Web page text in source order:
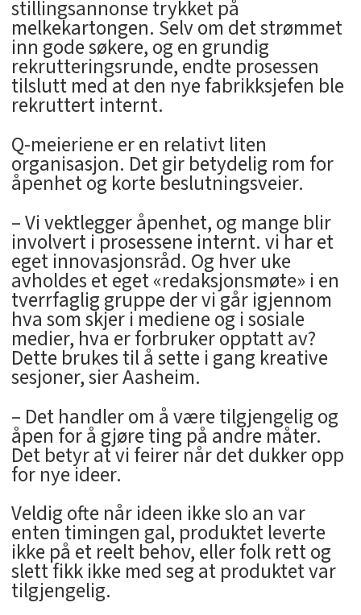
stillingsannonse trykket på
melkekartongen. Selv om det strømmet
inn gode søkere, og en grundig
rekrutteringsrunde, endte prosessen
tilslutt med at den nye fabrikksjefen ble
rekruttert internt.
Q-meieriene er en relativt liten
organisasjon. Det gir betydelig rom for
åpenhet og korte beslutningsveier.
– Vi vektlegger åpenhet, og mange blir
involvert i prosessene internt. vi har et
eget innovasjonsråd. Og hver uke
avholdes et eget «redaksjonsmøte» i en
tverrfaglig gruppe der vi går igjennom
hva som skjer i mediene og i sosiale
medier, hva er forbruker opptatt av?
Dette brukes til å sette i gang kreative
sesjoner, sier Aasheim.
– Det handler om å være tilgjengelig og
åpen for å gjøre ting på andre måter.
Det betyr at vi feirer når det dukker opp
for nye ideer.
Veldig ofte når ideen ikke slo an var
enten timingen gal, produktet leverte
ikke på et reelt behov, eller folk rett og
slett fikk ikke med seg at produktet var
tilgjengelig.